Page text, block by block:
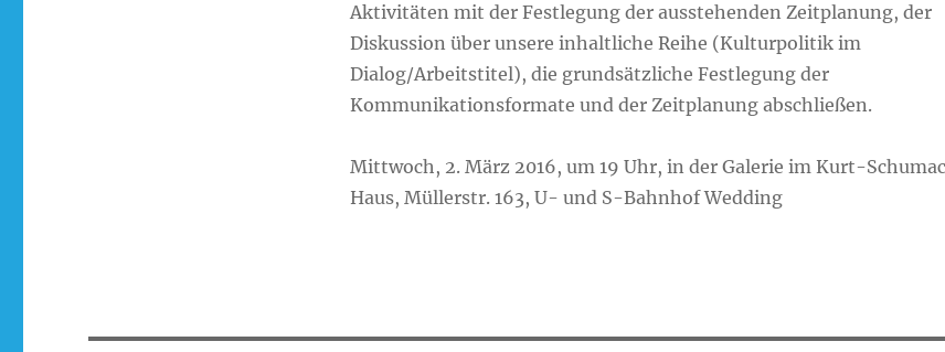
Aktivitäten mit der Festlegung der ausstehenden Zeitplanung, der
Diskussion über unsere inhaltliche Reihe (Kulturpolitik im
Dialog/Arbeitstitel), die grundsätzliche Festlegung der
Kommunikationsformate und der Zeitplanung abschließen.
Mittwoch, 2. März 2016, um 19 Uhr, in der Galerie im Kurt-
Haus, Müllerstr. 163, U- und S-Bahnhof Wedding